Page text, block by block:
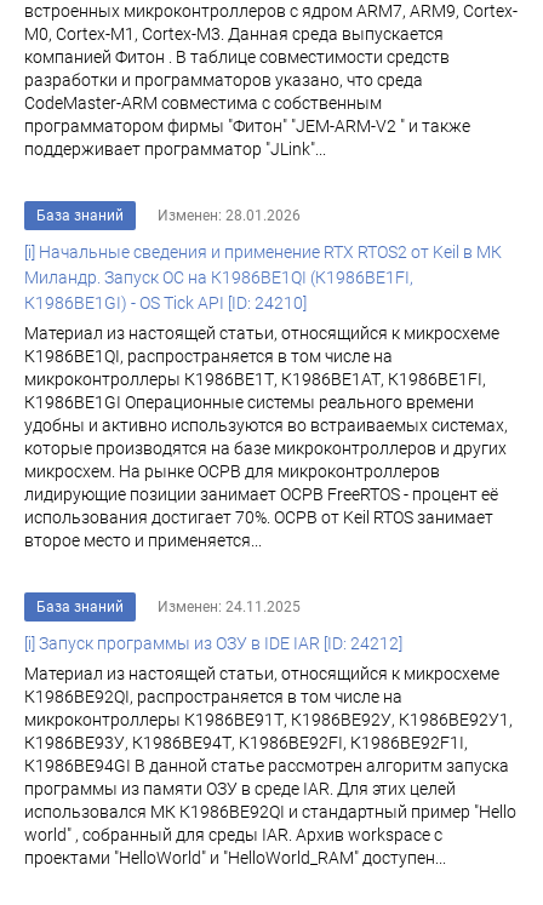
встроенных микроконтроллеров с ядром ARM7, ARM9, Cortex-
M0, Cortex-M1, Cortex-M3. Данная среда выпускается
компанией Фитон . В таблице совместимости средств
разработки и программаторов указано, что среда
CodeMaster-ARM совместима с собственным
программатором фирмы "Фитон" "JEM-ARM-V2 " и также
поддерживает программатор "JLink"...
База знаний Изменен: 28.01.2026
[i] Начальные сведения и применение RTX RTOS2 от Keil в МК
Миландр. Запуск ОС на К1986ВЕ1QI (К1986ВЕ1FI,
К1986ВЕ1GI) - OS Tick API [ID: 24210]
Материал из настоящей статьи, относящийся к микросхеме
К1986ВЕ1QI, распространяется в том числе на
микроконтроллеры К1986ВЕ1Т, К1986ВЕ1АТ, К1986ВЕ1FI,
К1986ВЕ1GI Операционные системы реального времени
удобны и активно используются во встраиваемых системах,
которые производятся на базе микроконтроллеров и других
микросхем. На рынке ОСРВ для микроконтроллеров
лидирующие позиции занимает ОСРВ FreeRTOS - процент её
использования достигает 70%. ОСРВ от Keil RTOS занимает
второе место и применяется...
База знаний Изменен: 24.11.2025
[i] Запуск программы из ОЗУ в IDE IAR [ID: 24212]
Материал из настоящей статьи, относящийся к микросхеме
К1986ВЕ92QI, распространяется в том числе на
микроконтроллеры К1986ВЕ91Т, К1986ВЕ92У, К1986ВЕ92У1,
К1986ВЕ93У, К1986ВЕ94Т, К1986ВЕ92FI, К1986ВЕ92F1I,
К1986ВЕ94GI В данной статье рассмотрен алгоритм запуска
программы из памяти ОЗУ в среде IAR. Для этих целей
использовался МК К1986ВЕ92QI и стандартный пример "Hello
world" , собранный для среды IAR. Архив workspace с
проектами "HelloWorld" и "HelloWorld_RAM" доступен...